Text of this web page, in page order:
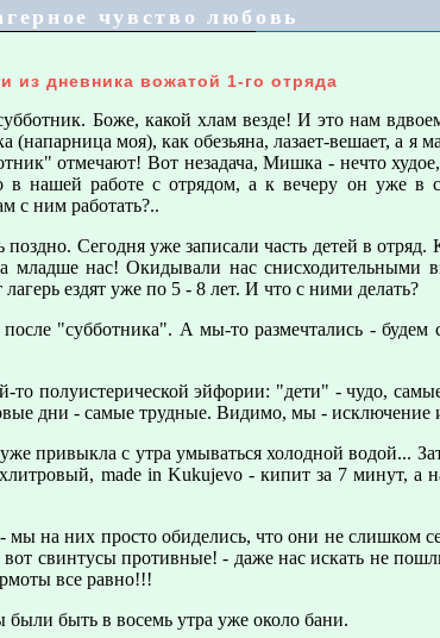
чувство любовь
из дневника вожатой 1-го отpяда
Боже, какой хлам везде! И это нам
моя), как обезьяна, лазает-вешает, а я
отмечают! Вот незадача, Мишка - нечто
в нашей работе с отрядом, а к вечеру он уже
с ним работать?..
поздно. Сегодня уже записали часть детей в
младше нас! Окидывали нас
ездят уже по 5 - 8 лет. И что с ними делать?
"субботника". А мы-то размечтались - будем
то полуистерической эйфории: "дети" - чудо,
дни - самые трудные. Видимо, мы - исключение
привыкла с утра умываться холодной водой...
made in Kukujevo - кипит за 7 минут, а
мы на них просто обиделись, что они не слишком
свинтусы противные! - даже нас искать не
все равно!!!
быть в восемь утра уже около бани.